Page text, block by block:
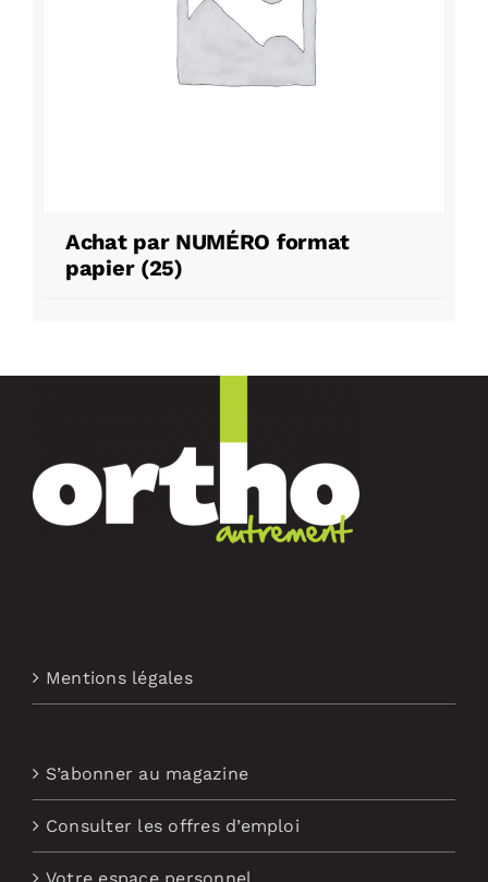
Achat par NUMÉRO format
papier (25)
Mentions légales
S’abonner au magazine
Consulter les offres d’emploi